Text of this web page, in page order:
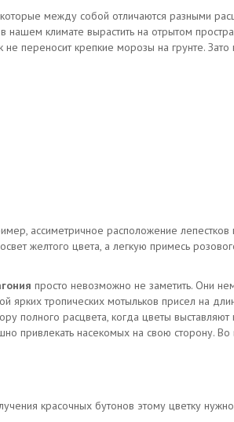
между собой отличаются разными
климате вырастить на отрытом
переносит крепкие морозы на грунте. Зато
ассиметричное расположение
желтого цвета, а легкую примесь
просто невозможно не заметить. Они
ярких тропических мотыльков присел на
расцвета, когда цветы выставляют
привлекать насекомых на свою сторону.
красочных бутонов этому цветку